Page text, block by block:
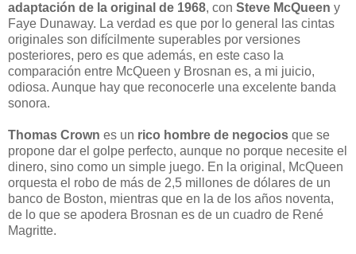
adaptación de la original de 1968, con Steve McQueen y
Faye Dunaway. La verdad es que por lo general las cintas
originales son difícilmente superables por versiones
posteriores, pero es que además, en este caso la
comparación entre McQueen y Brosnan es, a mi juicio,
odiosa. Aunque hay que reconocerle una excelente banda
sonora.
Thomas Crown es un rico hombre de negocios que se
propone dar el golpe perfecto, aunque no porque necesite el
dinero, sino como un simple juego. En la original, McQueen
orquesta el robo de más de 2,5 millones de dólares de un
banco de Boston, mientras que en la de los años noventa,
de lo que se apodera Brosnan es de un cuadro de René
Magritte.